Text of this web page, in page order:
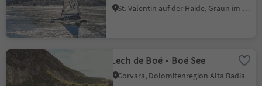
St. Valentin auf der Haide, Graun im Vinschgau, Vinschgau
Lech de Boé - Boé See
Corvara, Dolomitenregion Alta Badia